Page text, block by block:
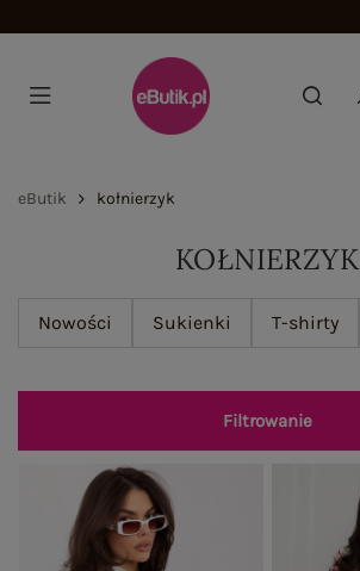
eButik kołnierzyk
KOŁNIERZYK
Nowości Sukienki T-shirty
Filtrowanie